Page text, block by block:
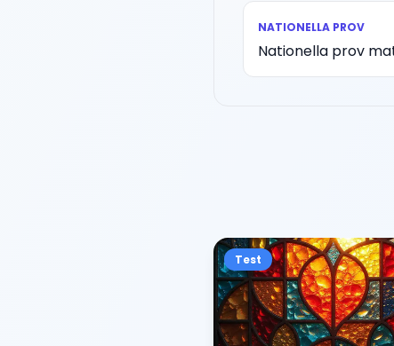
NATIONELLA PROV
Nationella prov
Test